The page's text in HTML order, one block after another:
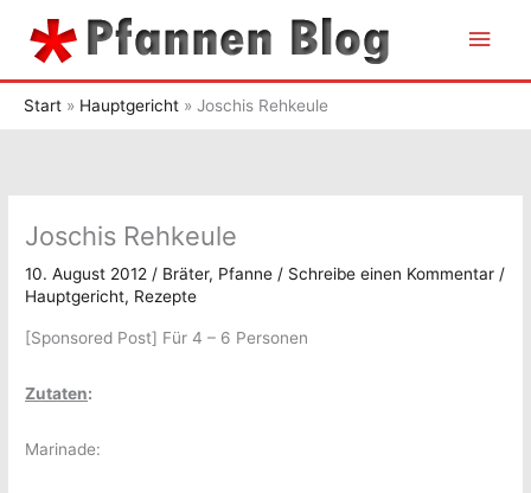
Inhalt
Start Hauptgericht Joschis Rehkeule
Joschis Rehkeule
10. August 2012 / Bräter, Pfanne / Schreibe einen Kommentar /
Hauptgericht, Rezepte
[Sponsored Post] Für 4 – 6 Personen
Zutaten:
Marinade: